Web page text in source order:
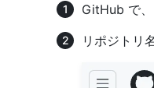
GitHub で、
リポジトリ